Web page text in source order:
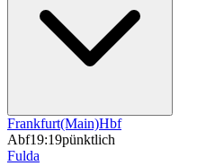
Frankfurt(Main)Hbf
Abf19:19pünktlich
Fulda